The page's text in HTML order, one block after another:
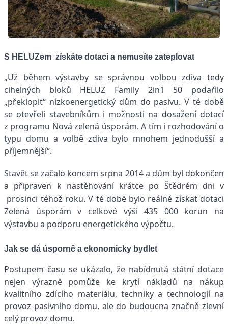
S HELUZem získáte dotaci a nemusíte zateplovat
„Už během výstavby se správnou volbou zdiva tedy
cihelných bloků HELUZ Family 2in1 50 podařilo
„překlopit“ nízkoenergetický dům do pasivu. V té době
se otevřeli stavebníkům i možnosti na dosažení dotací
z programu Nová zelená úsporám. A tím i rozhodování o
typu domu a volbě zdiva bylo mnohem jednodušší a
příjemnější“.
Stavět se začalo koncem srpna 2014 a dům byl dokončen
a připraven k nastěhování krátce po Štědrém dni v
prosinci téhož roku. V té době bylo reálné získat dotaci
Zelená úsporám v celkové výši 435 000 korun na
výstavbu a podporu energetického výpočtu.
Jak se dá úsporně a ekonomicky bydlet
Postupem času se ukázalo, že nabídnutá státní dotace
nejen výrazně pomůže ke krytí nákladů na nákup
kvalitního zdícího materiálu, techniky a technologií na
provoz pasivního domu, ale do budoucna značně zlevní
celý provoz domu.